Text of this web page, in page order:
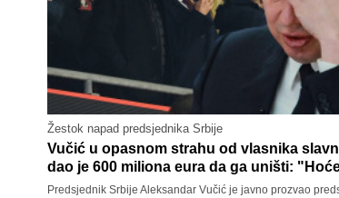
Žestok napad predsjednika Srbije
Vučić u opasnom strahu od vlasnika
dao je 600 miliona eura da ga uništi:
Predsjednik Srbije Aleksandar Vučić je javno prozvao